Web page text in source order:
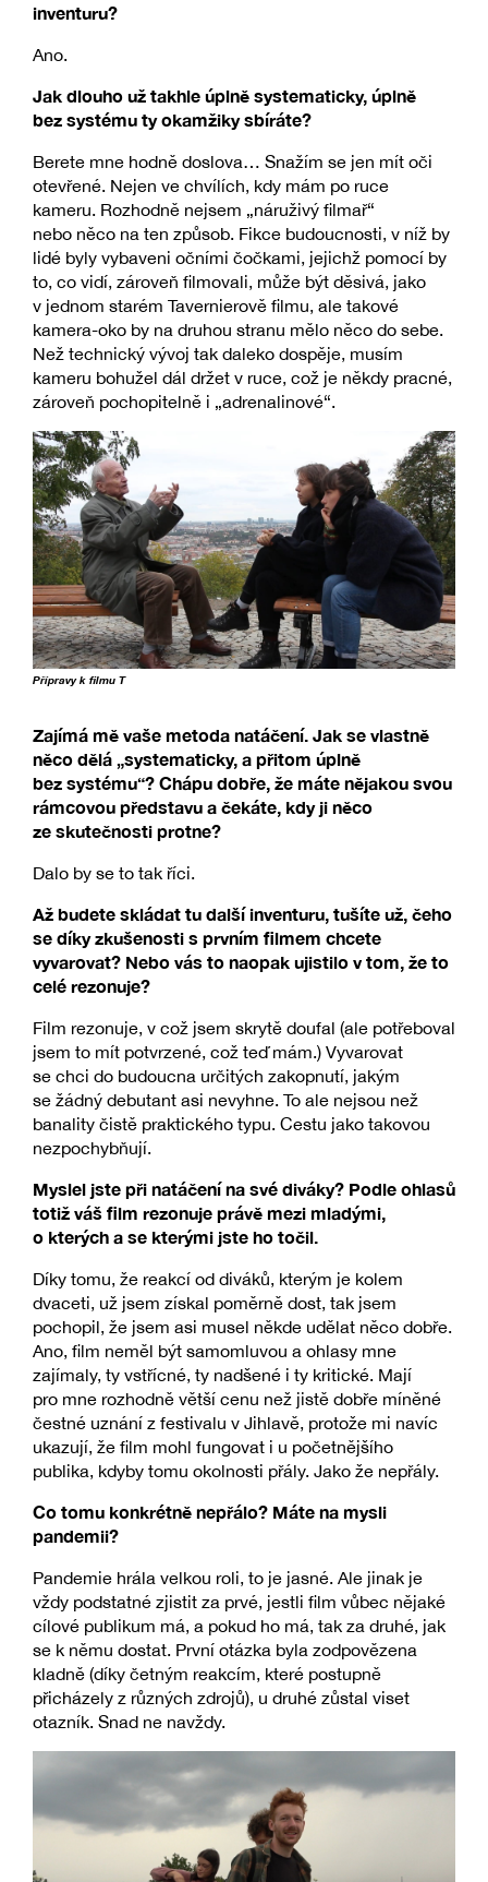
inventuru?
Ano.
Jak dlouho už takhle úplně systematicky, úplně
bez systému ty okamžiky sbíráte?
Berete mne hodně doslova… Snažím se jen mít oči
otevřené. Nejen ve chvílích, kdy mám po ruce
kameru. Rozhodně nejsem „náruživý filmař“
nebo něco na ten způsob. Fikce budoucnosti, v níž by
lidé byly vybaveni očními čočkami, jejichž pomocí by
to, co vidí, zároveň filmovali, může být děsivá, jako
v jednom starém Tavernierově filmu, ale takové
kamera-oko by na druhou stranu mělo něco do sebe.
Než technický vývoj tak daleko dospěje, musím
kameru bohužel dál držet v ruce, což je někdy pracné,
zároveň pochopitelně i „adrenalinové“.
Přípravy k filmu T
Zajímá mě vaše metoda natáčení. Jak se vlastně
něco dělá „systematicky, a přitom úplně
bez systému“? Chápu dobře, že máte nějakou svou
rámcovou představu a čekáte, kdy ji něco
ze skutečnosti protne?
Dalo by se to tak říci.
Až budete skládat tu další inventuru, tušíte už, čeho
se díky zkušenosti s prvním filmem chcete
vyvarovat? Nebo vás to naopak ujistilo v tom, že to
celé rezonuje?
Film rezonuje, v což jsem skrytě doufal (ale potřeboval
jsem to mít potvrzené, což teď mám.) Vyvarovat
se chci do budoucna určitých zakopnutí, jakým
se žádný debutant asi nevyhne. To ale nejsou než
banality čistě praktického typu. Cestu jako takovou
nezpochybňují.
Myslel jste při natáčení na své diváky? Podle ohlasů
totiž váš film rezonuje právě mezi mladými,
o kterých a se kterými jste ho točil.
Díky tomu, že reakcí od diváků, kterým je kolem
dvaceti, už jsem získal poměrně dost, tak jsem
pochopil, že jsem asi musel někde udělat něco dobře.
Ano, film neměl být samomluvou a ohlasy mne
zajímaly, ty vstřícné, ty nadšené i ty kritické. Mají
pro mne rozhodně větší cenu než jistě dobře míněné
čestné uznání z festivalu v Jihlavě, protože mi navíc
ukazují, že film mohl fungovat i u početnějšího
publika, kdyby tomu okolnosti přály. Jako že nepřály.
Co tomu konkrétně nepřálo? Máte na mysli
pandemii?
Pandemie hrála velkou roli, to je jasné. Ale jinak je
vždy podstatné zjistit za prvé, jestli film vůbec nějaké
cílové publikum má, a pokud ho má, tak za druhé, jak
se k němu dostat. První otázka byla zodpovězena
kladně (díky četným reakcím, které postupně
přicházely z různých zdrojů), u druhé zůstal viset
otazník. Snad ne navždy.